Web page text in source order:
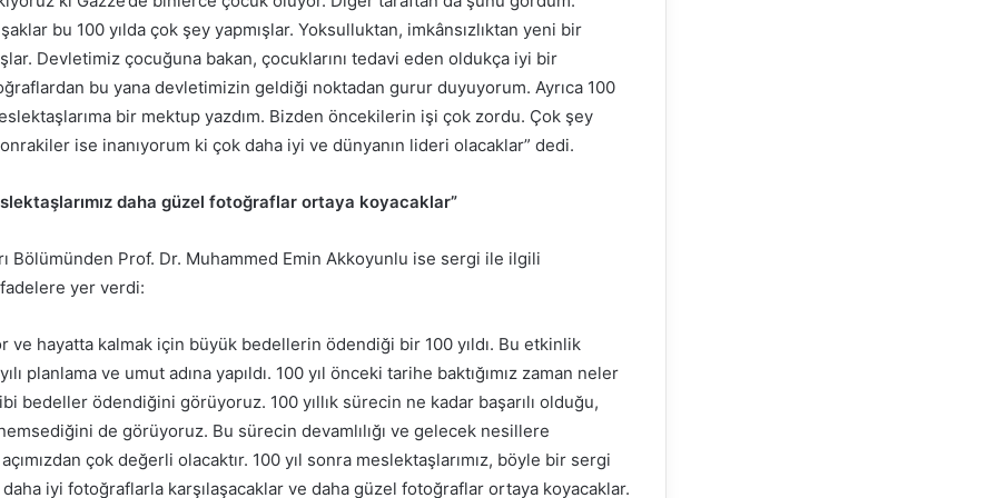
bu 100 yılda çok şey yapmışlar. Yoksulluktan, imkânsızlıktan yeni bir
Devletimiz çocuğuna bakan, çocuklarını tedavi eden oldukça iyi bir
bu yana devletimizin geldiği noktadan gurur duyuyorum. Ayrıca 100
bir mektup yazdım. Bizden öncekilerin işi çok zordu. Çok şey
ise inanıyorum ki çok daha iyi ve dünyanın lideri olacaklar” dedi.
daha güzel fotoğraflar ortaya koyacaklar”
Bölümünden Prof. Dr. Muhammed Emin Akkoyunlu ise sergi ile ilgili
yer verdi:
ve hayatta kalmak için büyük bedellerin ödendiği bir 100 yıldı. Bu etkinlik
planlama ve umut adına yapıldı. 100 yıl önceki tarihe baktığımız zaman neler
bedeller ödendiğini görüyoruz. 100 yıllık sürecin ne kadar başarılı olduğu,
de görüyoruz. Bu sürecin devamlılığı ve gelecek nesillere
çok değerli olacaktır. 100 yıl sonra meslektaşlarımız, böyle bir sergi
daha iyi fotoğraflarla karşılaşacaklar ve daha güzel fotoğraflar ortaya koyacaklar.